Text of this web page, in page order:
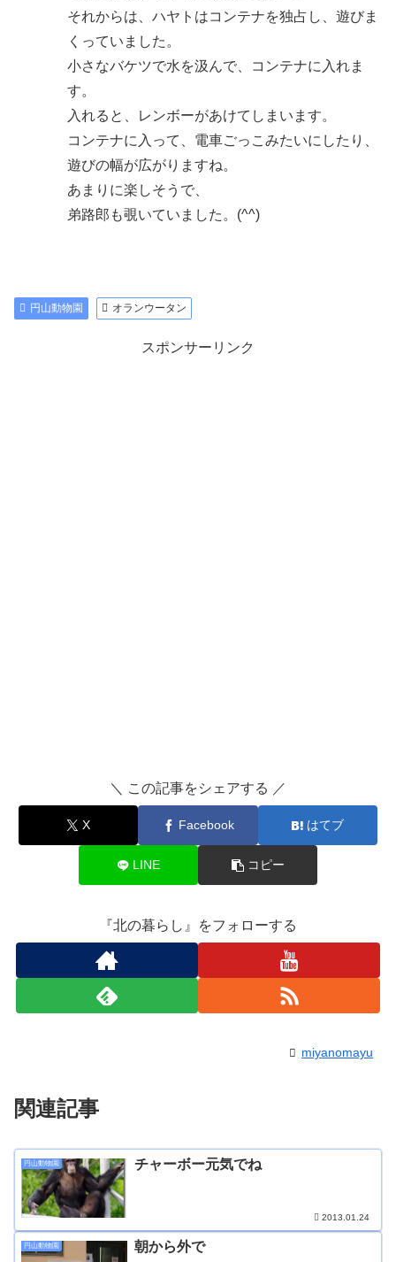
それからは、ハヤトはコンテナを独占し、遊びま
くっていました。
小さなバケツで水を汲んで、コンテナに入れま
す。
入れると、レンボーがあけてしまいます。
コンテナに入って、電車ごっこみたいにしたり、
遊びの幅が広がりますね。
あまりに楽しそうで、
弟路郎も覗いていました。(^^)
円山動物園 オランウータン
スポンサーリンク
＼ この記事をシェアする ／
X Facebook はてブ
LINE コピー
『北の暮らし』をフォローする
miyanomayu
関連記事
円山動物園 チャーボー元気でね
2013.01.24
円山動物園 朝から外で